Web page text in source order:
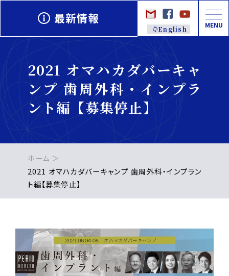
MENU
English
最新情報
2021 オマハカダバーキャ
ンプ 歯周外科・インプラ
ント編【募集停止】
ホーム
2021 オマハカダバーキャンプ 歯周外科・インプラン
ト編【募集停止】